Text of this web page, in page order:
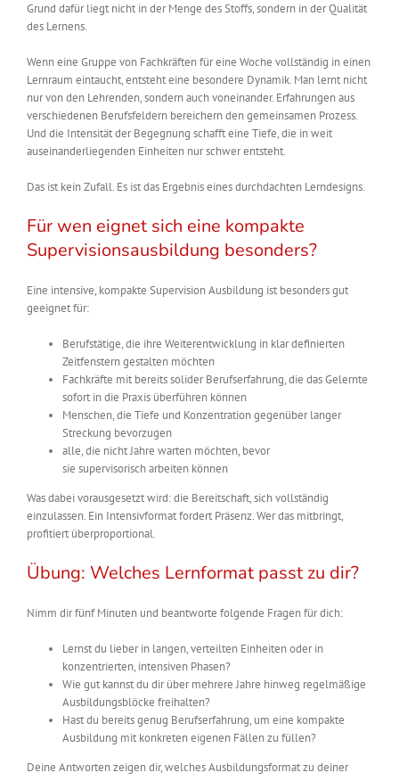
Grund dafür liegt nicht in der Menge des Stoffs, sondern in der Qualität
des Lernens.
Wenn eine Gruppe von Fachkräften für eine Woche vollständig in einen
Lernraum eintaucht, entsteht eine besondere Dynamik. Man lernt nicht
nur von den Lehrenden, sondern auch voneinander. Erfahrungen aus
verschiedenen Berufsfeldern bereichern den gemeinsamen Prozess.
Und die Intensität der Begegnung schafft eine Tiefe, die in weit
auseinanderliegenden Einheiten nur schwer entsteht.
Das ist kein Zufall. Es ist das Ergebnis eines durchdachten Lerndesigns.
Für wen eignet sich eine kompakte
Supervisionsausbildung besonders?
Eine intensive, kompakte Supervision Ausbildung ist besonders gut
geeignet für:
Berufstätige, die ihre Weiterentwicklung in klar definierten
Zeitfenstern gestalten möchten
Fachkräfte mit bereits solider Berufserfahrung, die das Gelernte
sofort in die Praxis überführen können
Menschen, die Tiefe und Konzentration gegenüber langer
Streckung bevorzugen
alle, die nicht Jahre warten möchten, bevor
sie supervisorisch arbeiten können
Was dabei vorausgesetzt wird: die Bereitschaft, sich vollständig
einzulassen. Ein Intensivformat fordert Präsenz. Wer das mitbringt,
profitiert überproportional.
Übung: Welches Lernformat passt zu dir?
Nimm dir fünf Minuten und beantworte folgende Fragen für dich:
Lernst du lieber in langen, verteilten Einheiten oder in
konzentrierten, intensiven Phasen?
Wie gut kannst du dir über mehrere Jahre hinweg regelmäßige
Ausbildungsblöcke freihalten?
Hast du bereits genug Berufserfahrung, um eine kompakte
Ausbildung mit konkreten eigenen Fällen zu füllen?
Deine Antworten zeigen dir, welches Ausbildungsformat zu deiner